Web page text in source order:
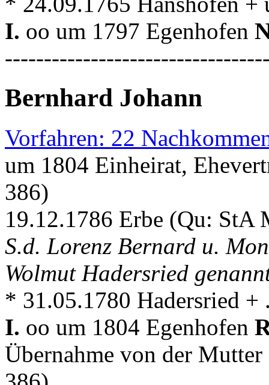
I. oo um 1797 Egenhofen
Bernhard Johann
Vorfahren: 22
um 1804 Einheirat,
386)
19.12.1786 Erbe (Qu: StA
S.d. Lorenz Bernard u.
Wolmut Hadersried
* 31.05.1780 Hadersried +
I. oo um 1804 Egenhofen
Übernahme von der